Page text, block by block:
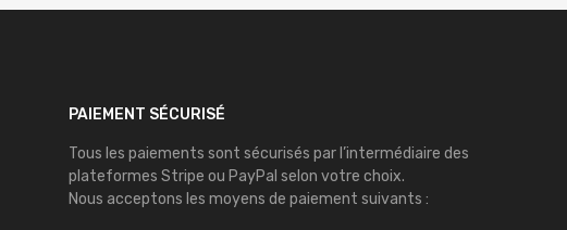
PAIEMENT SÉCURISÉ
Tous les paiements sont sécurisés par l’intermédiaire des
plateformes Stripe ou PayPal selon votre choix.
Nous acceptons les moyens de paiement suivants :